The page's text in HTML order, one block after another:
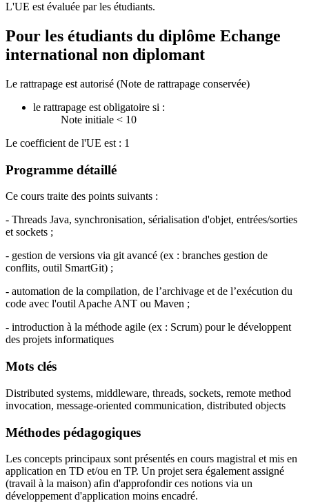
L'UE est évaluée par les étudiants.
Pour les étudiants du diplôme Echange
international non diplomant
Le rattrapage est autorisé (Note de rattrapage conservée)
le rattrapage est obligatoire si :
Note initiale < 10
Le coefficient de l'UE est : 1
Programme détaillé
Ce cours traite des points suivants :
- Threads Java, synchronisation, sérialisation d'objet, entrées/sorties
et sockets ;
- gestion de versions via git avancé (ex : branches gestion de
conflits, outil SmartGit) ;
- automation de la compilation, de l’archivage et de l’exécution du
code avec l'outil Apache ANT ou Maven ;
- introduction à la méthode agile (ex : Scrum) pour le développent
des projets informatiques
Mots clés
Distributed systems, middleware, threads, sockets, remote method
invocation, message-oriented communication, distributed objects
Méthodes pédagogiques
Les concepts principaux sont présentés en cours magistral et mis en
application en TD et/ou en TP. Un projet sera également assigné
(travail à la maison) afin d'approfondir ces notions via un
développement d'application moins encadré.